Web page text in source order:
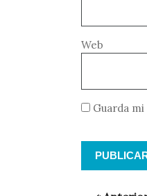
Web
Guarda